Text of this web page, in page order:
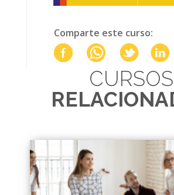
Comparte este curso:
CURSOS